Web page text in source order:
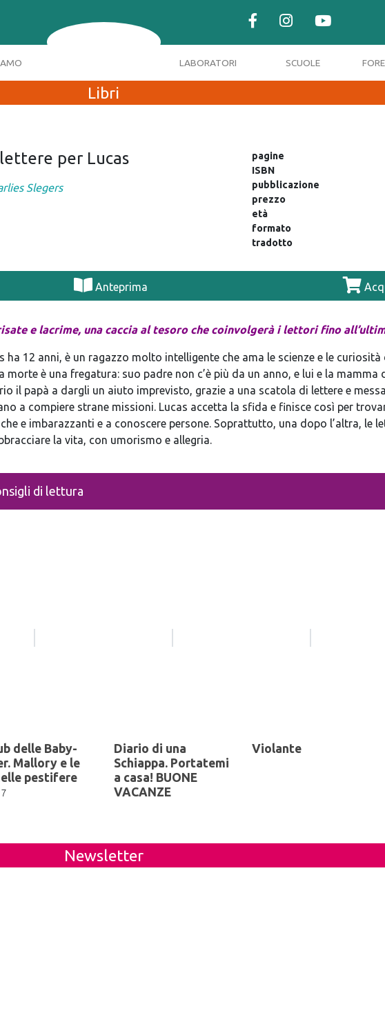
LABORATORI SCUOLE
Libri
per Lucas
Slegers
pagine
ISBN
pubblicazione
prezzo
età
formato
tradotto
Anteprima
e lacrime, una caccia al tesoro che coinvolgerà i lettori fino
ha 12 anni, è un ragazzo molto intelligente che ama le scienze e le
morte è una fregatura: suo padre non c’è più da un anno, e lui e la
il papà a dargli un aiuto imprevisto, grazie a una scatola di lettere e
a compiere strane missioni. Lucas accetta la sfida e finisce così per
e imbarazzanti e a conoscere persone. Soprattutto, una dopo l’altra, le
la vita, con umorismo e allegria.
di lettura
delle Baby-
Mallory e le
pestifere
Diario di una
Schiappa. Portatemi
a casa! BUONE
VACANZE
Violante
Newsletter